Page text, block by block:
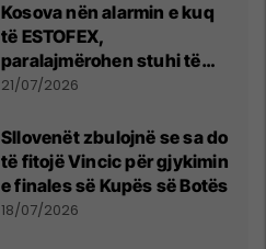
Kosova nën alarmin e kuq
të ESTOFEX,
paralajmërohen stuhi të
fuqishme me breshër dhe
21/07/2026
Sllovenët zbulojnë se sa do
të fitojë Vincic për gjykimin
e finales së Kupës së Botës
18/07/2026